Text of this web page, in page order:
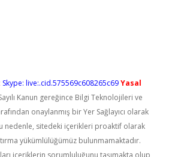
Skype: live:.cid.575569c608265c69Yasal
Kanun gereğince Bilgi Teknolojileri ve
onaylanmış bir Yer Sağlayıcı olarak
nedenle, sitedeki içerikleri proaktif olarak
yükümlülüğümüz bulunmamaktadır.
içeriklerin sorumluluğunu taşımakta olup,